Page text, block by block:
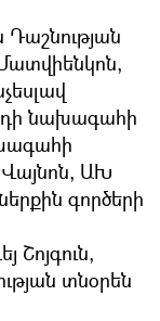
Դաշնության
նախագահի
ԱԽ
գործերի
տնօրեն